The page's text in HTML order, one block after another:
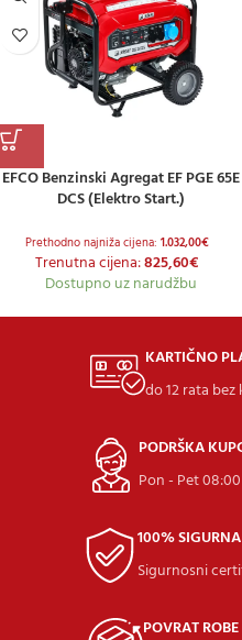
EFCO Benzinski Agregat EF PGE 65E
DCS (Elektro Start.)
Prethodno najniža cijena: 1.032,00€
Trenutna cijena:825,60€
Dostupno uz narudžbu
KARTIČNO
do 12 rata bez
PODRŠKA
Pon - Pet
100%
Sigurnosni
POVRAT ROBE